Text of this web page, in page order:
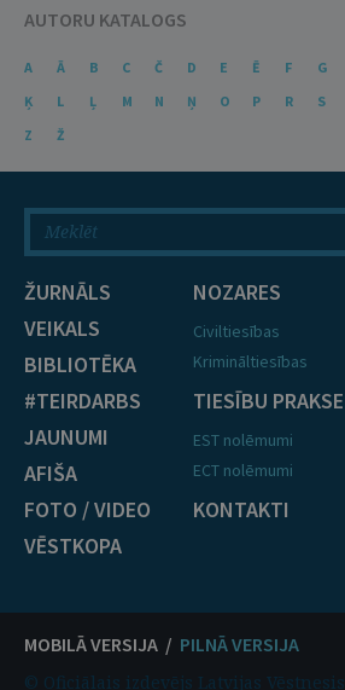
AUTORU KATALOGS
A Ā B C Č D E Ē F G
Ķ
L Ļ M N Ņ O P R S
Z
Ž
ŽURNĀLS
VEIKALS
BIBLIOTĒKA
#TEIRDARBS
JAUNUMI
AFIŠA
FOTO / VIDEO
VĒSTKOPA
NOZARES
Civiltiesības
Krimināltiesības
TIESĪBU PRAKSE
EST nolēmumi
ECT nolēmumi
KONTAKTI
MOBILĀ VERSIJA / PILNĀ VERSIJA
© Oficiālais izdevējs Latvijas Vēstnesis